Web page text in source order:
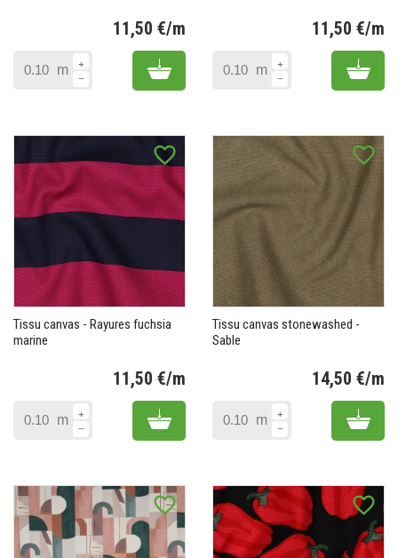
11,50 €/m
m Add to cart
11,50 €/m
m Add
favorite_border
Tissu canvas - Rayures fuchsia
marine
11,50 €/m
m Add to cart
favorite_border
Tissu canvas stonewashed -
Sable
14,50 €/m
m Add
favorite_border favorite_border